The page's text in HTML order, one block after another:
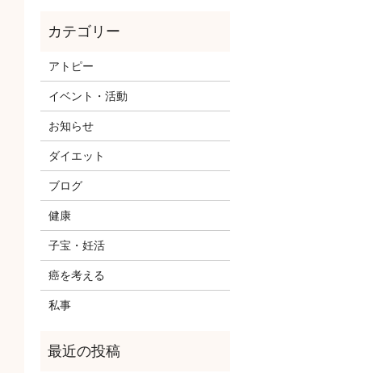
アトピー
イベント・活動
お知らせ
ダイエット
ブログ
健康
子宝・妊活
癌を考える
私事